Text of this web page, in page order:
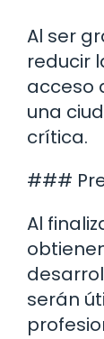
Al ser
reducir
acceso
una
crítica.
###
Al
serán